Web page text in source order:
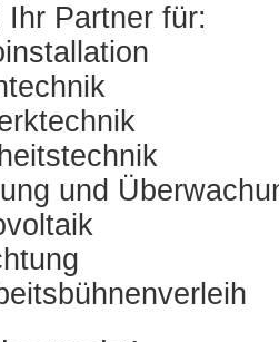
Ihr Partner für:
und